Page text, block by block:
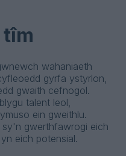
wahaniaeth
gyrfa ystyrlon,
gwaith cefnogol.
talent leol,
ein gweithlu.
gwerthfawrogi eich
eich potensial.